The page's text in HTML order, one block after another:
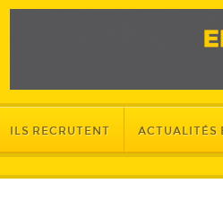
ILS RECRUTENT ACTUALITÉS